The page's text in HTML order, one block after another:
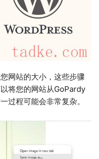
网站的大小，这些步骤
将您的网站从GoPardy
过程可能会非常复杂。